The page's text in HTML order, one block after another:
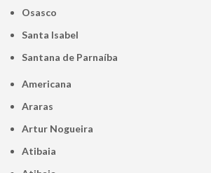
Osasco
Santa Isabel
Santana de Parnaíba
Americana
Araras
Artur Nogueira
Atibaia